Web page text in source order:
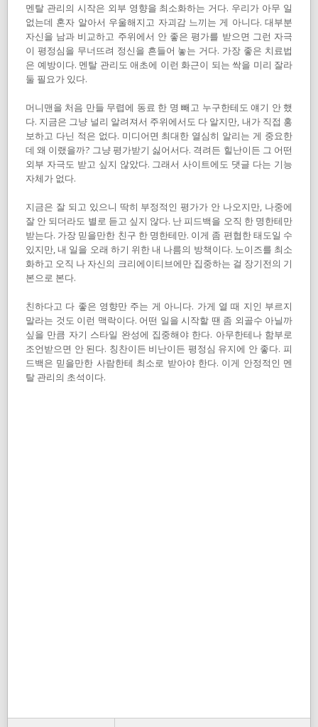
멘탈 관리의 시작은 외부 영향을 최소화하는 거다. 우리가 아무 일
없는데 혼자 알아서 우울해지고 자괴감 느끼는 게 아니다. 대부분
자신을 남과 비교하고 주위에서 안 좋은 평가를 받으면 그런 자극
이 평정심을 무너뜨려 정신을 흔들어 놓는 거다. 가장 좋은 치료법
은 예방이다. 멘탈 관리도 애초에 이런 화근이 되는 싹을 미리 잘라
둘 필요가 있다.
머니맨을 처음 만들 무렵에 동료 한 명 빼고 누구한테도 얘기 안 했
다. 지금은 그냥 널리 알려져서 주위에서도 다 알지만, 내가 직접 홍
보하고 다닌 적은 없다. 미디어면 최대한 열심히 알리는 게 중요한
데 왜 이랬을까? 그냥 평가받기 싫어서다. 격려든 힐난이든 그 어떤
외부 자극도 받고 싶지 않았다. 그래서 사이트에도 댓글 다는 기능
자체가 없다.
지금은 잘 되고 있으니 딱히 부정적인 평가가 안 나오지만, 나중에
잘 안 되더라도 별로 듣고 싶지 않다. 난 피드백을 오직 한 명한테만
받는다. 가장 믿을만한 친구 한 명한테만. 이게 좀 편협한 태도일 수
있지만, 내 일을 오래 하기 위한 내 나름의 방책이다. 노이즈를 최소
화하고 오직 나 자신의 크리에이티브에만 집중하는 걸 장기전의 기
본으로 본다.
친하다고 다 좋은 영향만 주는 게 아니다. 가게 열 때 지인 부르지
말라는 것도 이런 맥락이다. 어떤 일을 시작할 땐 좀 외골수 아닐까
싶을 만큼 자기 스타일 완성에 집중해야 한다. 아무한테나 함부로
조언받으면 안 된다. 칭찬이든 비난이든 평정심 유지에 안 좋다. 피
드백은 믿을만한 사람한테 최소로 받아야 한다. 이게 안정적인 멘
탈 관리의 초석이다.